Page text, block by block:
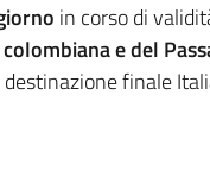
in corso di
e del
finale